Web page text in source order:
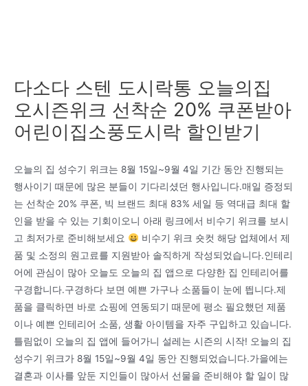
다소다 스텐 도시락통 오늘의집
오시즌위크 선착순 20% 쿠폰받아
어린이집소풍도시락 할인받기
오늘의 집 성수기 위크는 8월 15일~9월 4일 기간 동안 진행되는
행사이기 때문에 많은 분들이 기다리셨던 행사입니다.매일 증정되
는 선착순 20% 쿠폰, 빅 브랜드 최대 83% 세일 등 역대급 최대 할
인을 받을 수 있는 기회이오니 아래 링크에서 비수기 위크를 보시
고 최저가로 준비해보세요
비수기 위크 숏컷 해당 업체에서 제
품 및 소정의 원고료를 지원받아 솔직하게 작성되었습니다.인테리
어에 관심이 많아 오늘도 오늘의 집 앱으로 다양한 집 인테리어를
구경합니다.구경하다 보면 예쁜 가구나 소품들이 눈에 띕니다.제
품을 클릭하면 바로 쇼핑에 연동되기 때문에 평소 필요했던 제품
이나 예쁜 인테리어 소품, 생활 아이템을 자주 구입하고 있습니다.
틀림없이 오늘의 집 앱에 들어가니 설레는 시즌의 시작! 오늘의 집
성수기 위크가 8월 15일~9월 4일 동안 진행되었습니다.가을에는
결혼과 이사를 앞둔 지인들이 많아서 선물을 준비해야 할 일이 많